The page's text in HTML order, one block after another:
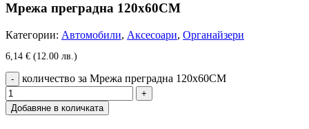
Мрежа преградна 120х60CM
Категории: Автомобили, Аксесоари, Органайзери
6,14 € (12.00 лв.)
количество за Мрежа преградна 120х60CM
Добавяне в количката